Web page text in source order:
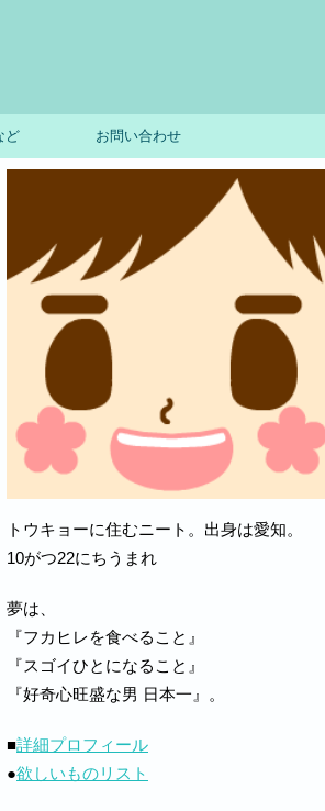
ど お問い合わせ
トウキョーに住むニート。出身は愛知。
10がつ22にちうまれ
夢は、
『フカヒレを食べること』
『スゴイひとになること』
『好奇心旺盛な男 日本一』。
■詳細プロフィール
●欲しいものリスト